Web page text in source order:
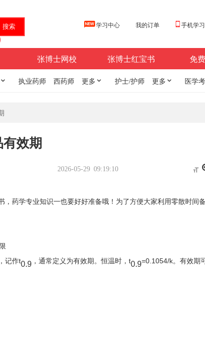
学习中心 我的订单 手机学
张博士网校 张博士红宝书 免
 执业药师 西药师 更多  护士/护师 更多  医学
有效期
2026-05-29 09:19:10 
，药学专业知识一也要好好准备哦！为了方便大家利用零散时间
记作t0.9 ，通常定义为有效期。恒温时，t0.9=0.1054/k。有效期